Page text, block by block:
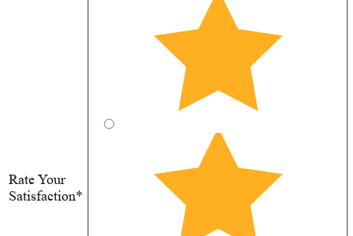
Rate Your
Satisfaction*